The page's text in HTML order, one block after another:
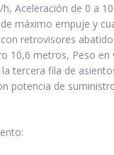
Aceleración de 0 a
máximo empuje y
retrovisores
10,6 metros, Peso en
tercera fila de
potencia de